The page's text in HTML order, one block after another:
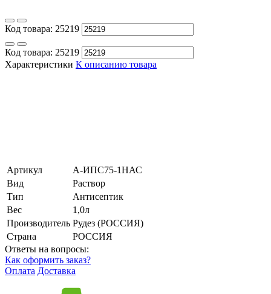
Код товара: 25219
Код товара: 25219
Характеристики К описанию товара
Артикул
А-ИПС75-1НАС
Вид
Раствор
Тип
Антисептик
Вес
1,0л
Производитель Рудез (РОССИЯ)
Страна
РОССИЯ
Ответы на вопросы:
Как оформить заказ?
Оплата Доставка